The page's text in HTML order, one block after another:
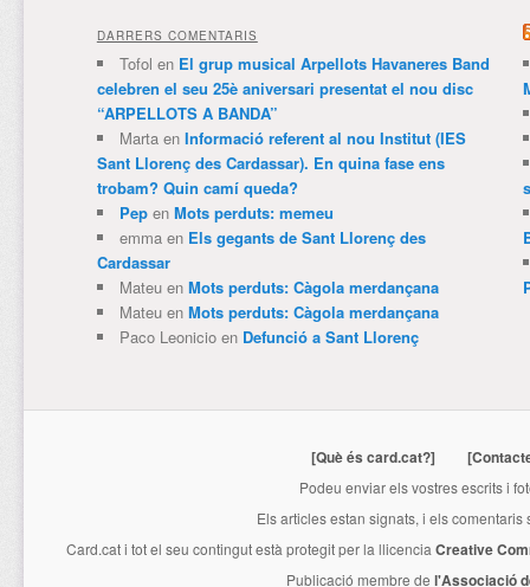
DARRERS COMENTARIS
Tofol en El grup musical Arpellots Havaneres Band
celebren el seu 25è aniversari presentat el nou disc
“ARPELLOTS A BANDA”
Martaen Informació referent al nou Institut (IES
Sant Llorenç des Cardassar). En quina fase ens
trobam? Quin camí queda?
Pepen Mots perduts: memeu
emmaen Els gegants de Sant Llorenç des
Cardassar
Mateuen Mots perduts: Càgola merdançana
Mateuen Mots perduts: Càgola merdançana
Paco Leonicioen Defunció a Sant Llorenç
[Què és card.cat?]
Podeu enviar els vostres escrits i
Els articles estan signats, i els
Card.cati tot el seu contingut està protegit per la llicencia Creative
Publicació membre de l'Associació